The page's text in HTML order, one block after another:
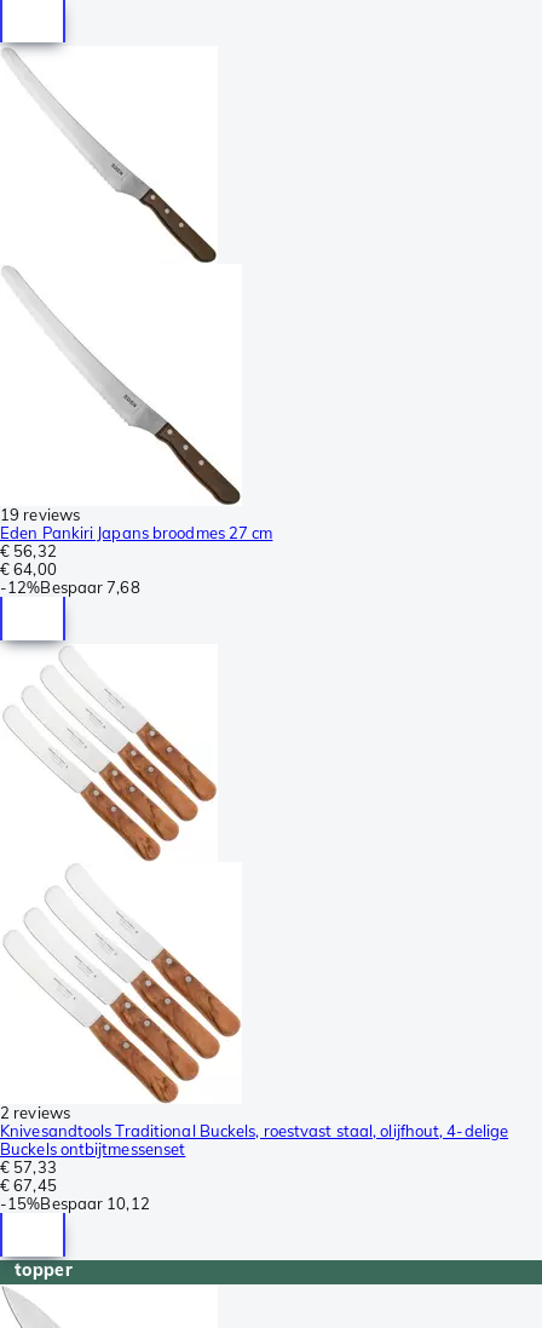
19 reviews
Eden Pankiri Japans broodmes 27 cm
€ 56,32
€ 64,00
-12%Bespaar 7,68
2 reviews
Knivesandtools Traditional Buckels, roestvast staal, olijfhout, 4-delige
Buckels ontbijtmessenset
€ 57,33
€ 67,45
-15%Bespaar 10,12
topper